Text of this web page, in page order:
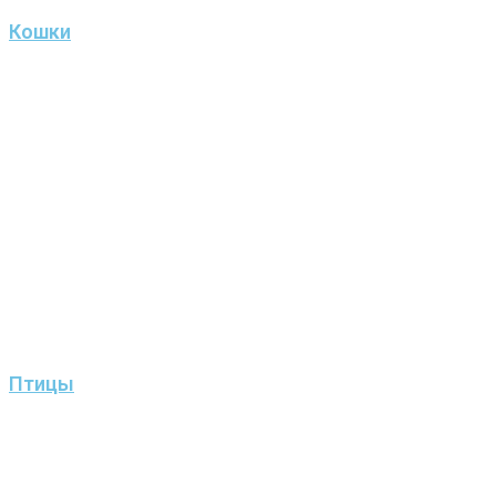
Кошки
Птицы